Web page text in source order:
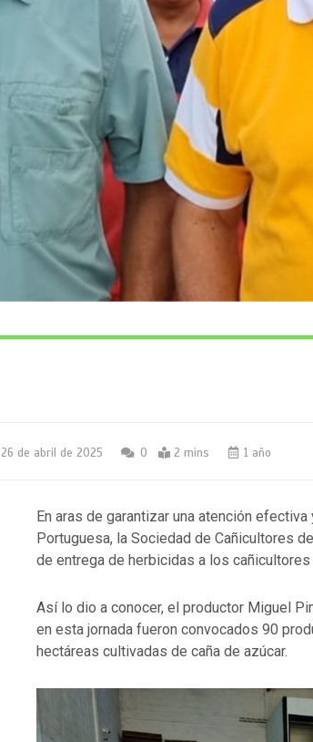
26 de abril de 2025 0 2 mins 1 año
En aras de garantizar una atención
Portuguesa, la Sociedad de Cañicultores
de entrega de herbicidas a los
Así lo dio a conocer, el productor Miguel
en esta jornada fueron convocados 90
hectáreas cultivadas de caña de azúcar.